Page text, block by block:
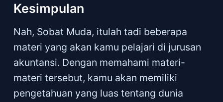
Kesimpulan
Nah, Sobat Muda, itulah tadi beberapa
materi yang akan kamu pelajari di jurusan
akuntansi. Dengan memahami materi-
materi tersebut, kamu akan memiliki
pengetahuan yang luas tentang dunia